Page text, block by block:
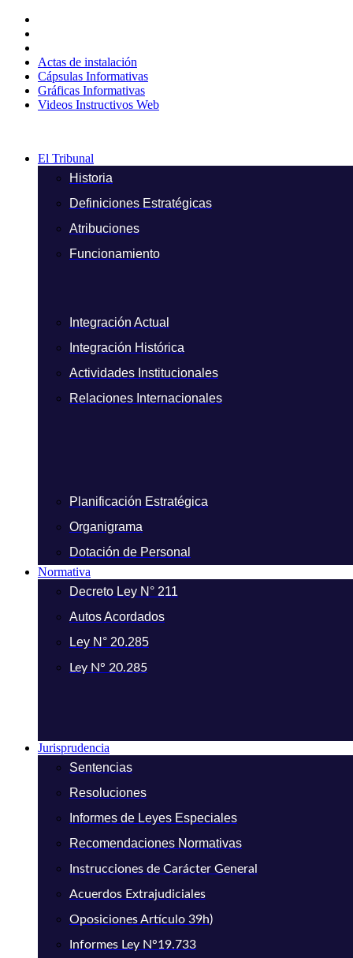
contenido
Actas de instalación
Cápsulas Informativas
Gráficas Informativas
Videos Instructivos Web
El Tribunal
Historia
Definiciones Estratégicas
Atribuciones
Funcionamiento
Integración Actual
Integración Histórica
Actividades Institucionales
Relaciones Internacionales
Planificación Estratégica
Organigrama
Dotación de Personal
Normativa
Decreto Ley N° 211
Autos Acordados
Ley N° 20.285
Ley N° 20.285
Jurisprudencia
Sentencias
Resoluciones
Informes de Leyes Especiales
Recomendaciones Normativas
Instrucciones de Carácter General
Acuerdos Extrajudiciales
Oposiciones Artículo 39h)
Informes Ley N°19.733